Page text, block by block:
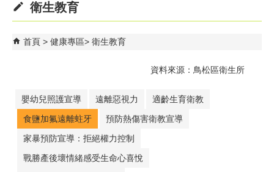
衛生教育
首頁 健康專區 衛生教育
資料來源：鳥松區衛生所
嬰幼兒照護宣導 遠離惡視力
適齡生育衛教
食鹽加氟遠離蛀牙
預防熱傷害衛教宣導
家暴預防宣導：拒絕權力控制
戰勝產後壞情緒感受生命心喜悅